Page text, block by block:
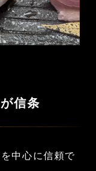
信条
中心に信頼で